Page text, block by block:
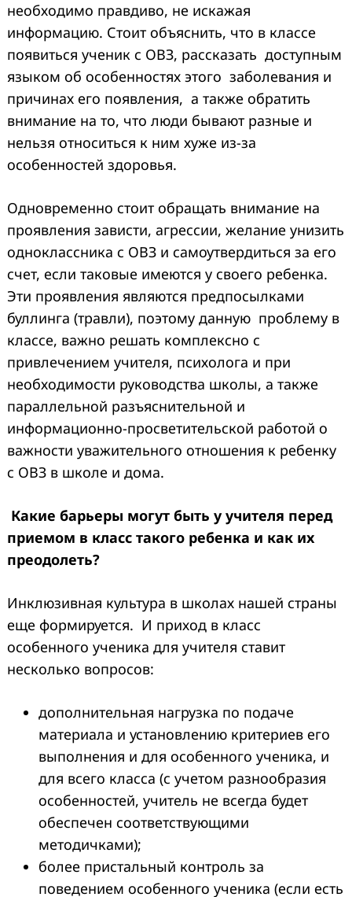
необходимо правдиво, не искажая
информацию. Стоит объяснить, что в классе
появиться ученик с ОВЗ, рассказать доступным
языком об особенностях этого заболевания и
причинах его появления, а также обратить
внимание на то, что люди бывают разные и
нельзя относиться к ним хуже из-за
особенностей здоровья.
Одновременно стоит обращать внимание на
проявления зависти, агрессии, желание унизить
одноклассника с ОВЗ и самоутвердиться за его
счет, если таковые имеются у своего ребенка.
Эти проявления являются предпосылками
буллинга (травли), поэтому данную проблему в
классе, важно решать комплексно с
привлечением учителя, психолога и при
необходимости руководства школы, а также
параллельной разъяснительной и
информационно-просветительской работой о
важности уважительного отношения к ребенку
с ОВЗ в школе и дома.
Какие барьеры могут быть у учителя перед
приемом в класс такого ребенка и как их
преодолеть?
Инклюзивная культура в школах нашей страны
еще формируется. И приход в класс
особенного ученика для учителя ставит
несколько вопросов:
дополнительная нагрузка по подаче
материала и установлению критериев его
выполнения и для особенного ученика, и
для всего класса (с учетом разнообразия
особенностей, учитель не всегда будет
обеспечен соответствующими
методичками);
более пристальный контроль за
поведением особенного ученика (если есть
for: